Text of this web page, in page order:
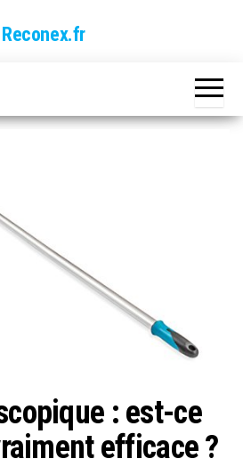
Reconex.fr
: est-ce
efficace ?